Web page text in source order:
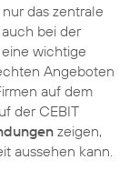
das zentrale
bei der
wichtige
Angeboten
auf dem
der CEBIT
zeigen,
aussehen kann.